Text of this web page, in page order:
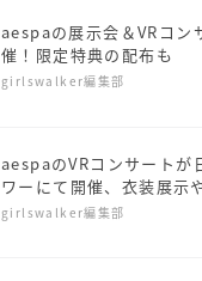
aespaの展示会＆VRコン
催！限定特典の配布も
girlswalker編集部
aespaのVRコンサートが
ワーにて開催、衣装展示
girlswalker編集部